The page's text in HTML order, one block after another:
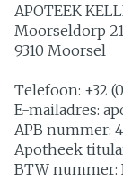
APOTEEK
Moorseldorp
9310 Moorsel
Telefoon: +32
E-mailadres:
APB nummer:
Apotheek
BTW nummer: